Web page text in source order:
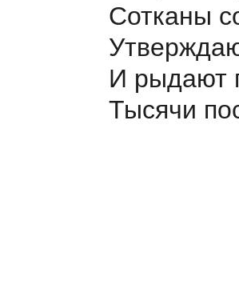
Сотканы
И рыдают
Тысячи